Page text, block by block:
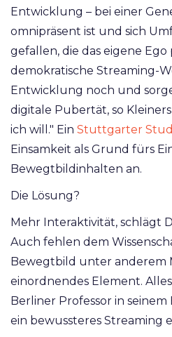
Entwicklung – bei einer
omnipräsent ist und sich
gefallen, die das eigene Ego
demokratische Streaming-
Entwicklung noch und
digitale Pubertät, so
ich will." Ein Stuttgarter
Einsamkeit als Grund fürs
Bewegtbildinhalten an.
Die Lösung?
Mehr Interaktivität, schlägt
Auch fehlen dem
Bewegtbild unter anderem
einordnendes Element.
Berliner Professor in
ein bewussteres Streaming